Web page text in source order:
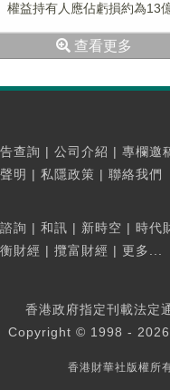
權益持有人應佔虧損約為13
查看更多
查詢 | 公司介紹 | 專欄邀
明 | 私隱政策 | 聯絡我們
詢 | 和訊 | 新時空 | 時代
財經 | 攬富財經 | 更多...
香港政府指定刊載法定
Copyright © 1998 - 2026
香港財華社版權所